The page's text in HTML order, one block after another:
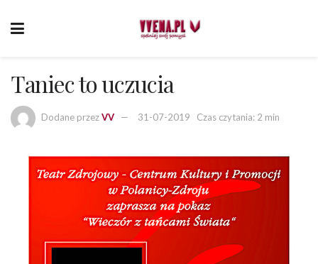
Taniec to uczucia
Dodane przezVV 31-07-2019 Czas czytania: 2 min